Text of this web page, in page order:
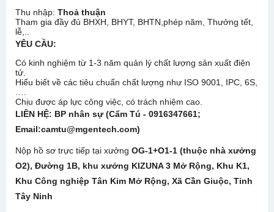
Thu nhập: Thoả thuận
Tham gia đầy đủ BHXH, BHYT, BHTN,phép năm, Thưởng tết,
lễ,..
YÊU CẦU:
Có kinh nghiệm từ 1-3 năm quản lý chất lượng sản xuất điện
tử.
Hiểu biết về các tiêu chuẩn chất lượng như ISO 9001, IPC, 6S,
Chịu được áp lực công việc, có trách nhiệm cao.
LIÊN HỆ: BP nhân sự (Cẩm Tú - 0916347661;
Email:camtu@mgentech.com)
Nộp hồ sơ trực tiếp tại xưởng OG-1+O1-1 (thuộc nhà xưởng
O2), Đường 1B, khu xưởng KIZUNA 3 Mở Rộng, Khu K1,
Khu Công nghiệp Tân Kim Mở Rộng, Xã Cần Giuộc, Tỉnh
Tây Ninh